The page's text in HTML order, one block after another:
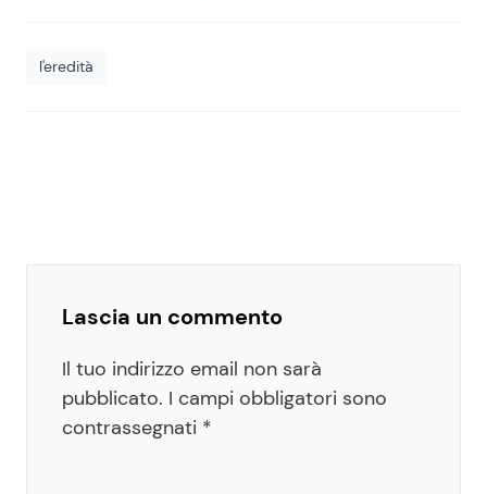
l'eredità
Lascia un commento
Il tuo indirizzo email non sarà
pubblicato. I campi obbligatori sono
contrassegnati *